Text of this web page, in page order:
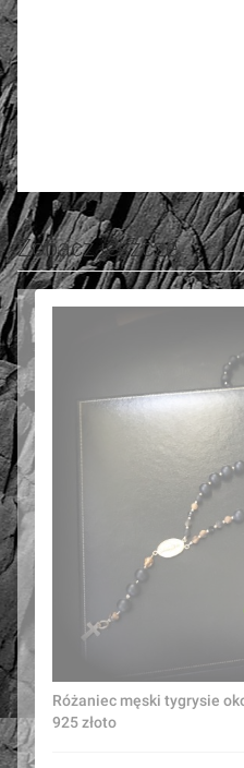
Zobacz jeszcze
Różaniec męski tygrysie
925 złoto